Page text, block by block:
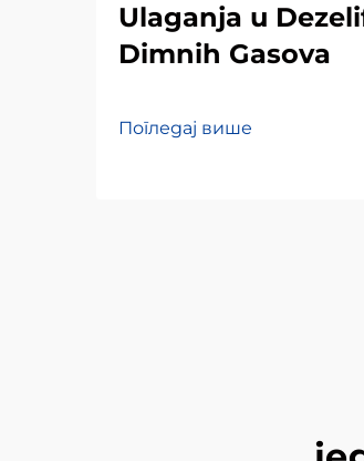
Ulaganja u
Dimnih Gasova
Погледај више